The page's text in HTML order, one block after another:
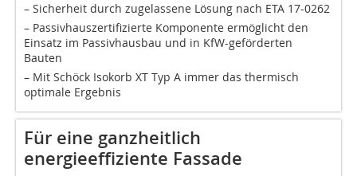
– Sicherheit durch zugelassene Lösung nach ETA 17-0262
– Passivhauszertifizierte Komponente ermöglicht den
Einsatz im Passivhausbau und in KfW-geförderten
Bauten
– Mit Schöck Isokorb XT Typ A immer das thermisch
optimale Ergebnis
Für eine ganzheitlich
energieeffiziente Fassade